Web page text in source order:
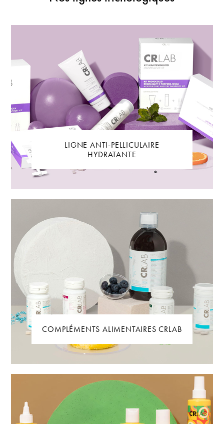
LIGNE ANTI-PELLICULAIRE
HYDRATANTE
COMPLÉMENTS ALIMENTAIRES CRLAB